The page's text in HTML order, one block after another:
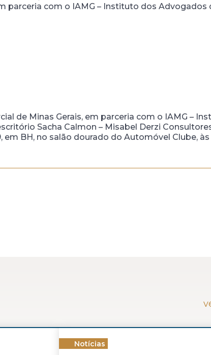
parceria com o IAMG – Instituto dos Advogados
de Minas Gerais, em parceria com o IAMG –
Sacha Calmon – Misabel Derzi
BH, no salão dourado do Automóvel Clube, às
Notícias